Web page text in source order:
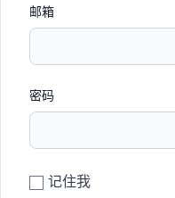
邮箱
密码
记住我